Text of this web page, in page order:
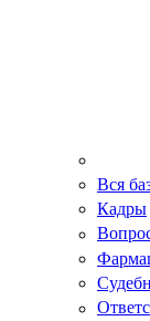
Вся
Кадры